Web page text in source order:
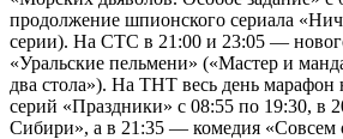
продолжение шпионского сериала
серии). На СТС в 21:00 и 23:05 —
«Уральские пельмени» («Мастер и
два стола»). На ТНТ весь день
серий «Праздники» с 08:55 по 19:30, в
Сибири», а в 21:35 — комедия «Совсем